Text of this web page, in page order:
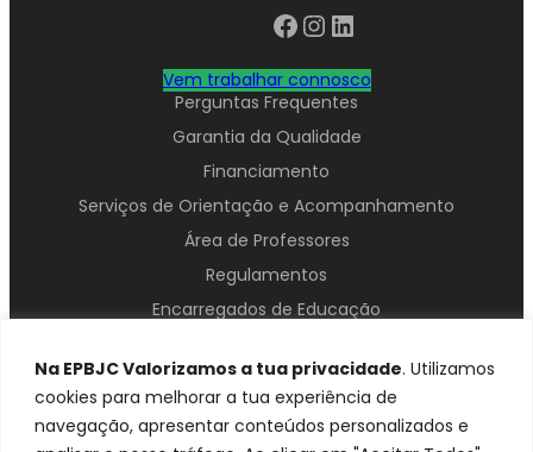
Na EPBJC Valorizamos a tua privacidade. Utilizamos
cookies para melhorar a tua experiência de
navegação, apresentar conteúdos personalizados e
Facebook
Instagram
LinkedIn
Vem trabalhar connosco
Perguntas Frequentes
Garantia da Qualidade
Financiamento
Serviços de Orientação e Acompanhamento
Área de Professores
Regulamentos
Encarregados de Educação